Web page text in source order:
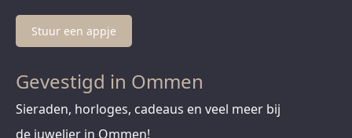
Stuur een appje
Gevestigd in Ommen
Sieraden, horloges, cadeaus en veel meer bij
de juwelier in Ommen!